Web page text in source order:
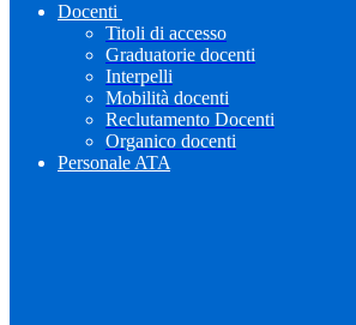
Docenti
Titoli di accesso
Graduatorie docenti
Interpelli
Mobilità docenti
Reclutamento Docenti
Organico docenti
Personale ATA